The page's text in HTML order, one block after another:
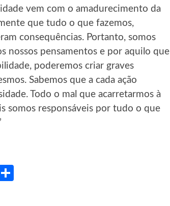
vem com o amadurecimento da
que tudo o que fazemos,
consequências. Portanto, somos
nossos pensamentos e por aquilo que
poderemos criar graves
Sabemos que a cada ação
Todo o mal que acarretarmos à
somos responsáveis por tudo o que
Print